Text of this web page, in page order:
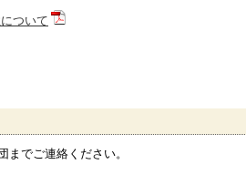
ついて
でご連絡ください。